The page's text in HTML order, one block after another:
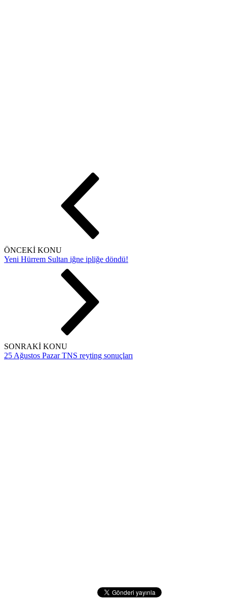
ÖNCEKİ KONU
Yeni Hürrem Sultan iğne ipliğe döndü!
SONRAKİ KONU
25 Ağustos Pazar TNS reyting sonuçları